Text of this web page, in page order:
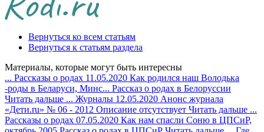
Вернуться ко всем статьям
Вернуться к статьям раздела
Материалы, которые могут быть интересны
... Рассказы о родах 11.05.2020 Как родился наш Володька
-роды в Беларуси, Минс... Рассказ о родах в Белоруссии
Читать дальше ... Журналы 12.05.2020 Анонс журнала
«Дети.ru» № 06 - 2012 Описание отсутствует Читать дальше ...
Рассказы о родах 07.05.2020 Как нам спасли Соню в ЦПСиР,